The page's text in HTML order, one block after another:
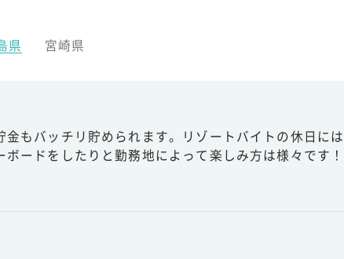
県 宮崎県
もバッチリ貯められます。リゾートバイトの休日に
ードをしたりと勤務地によって楽しみ方は様々です！